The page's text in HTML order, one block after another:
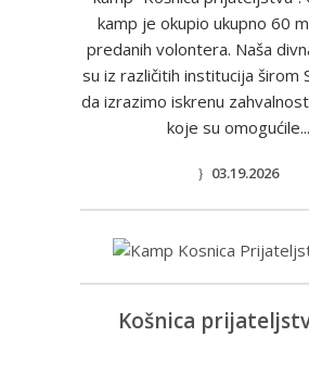
kamp je okupio ukupno 60
predanih volontera. Naša
su iz različitih institucija širom
da izrazimo iskrenu
koje su
03.19.2026
Košnica